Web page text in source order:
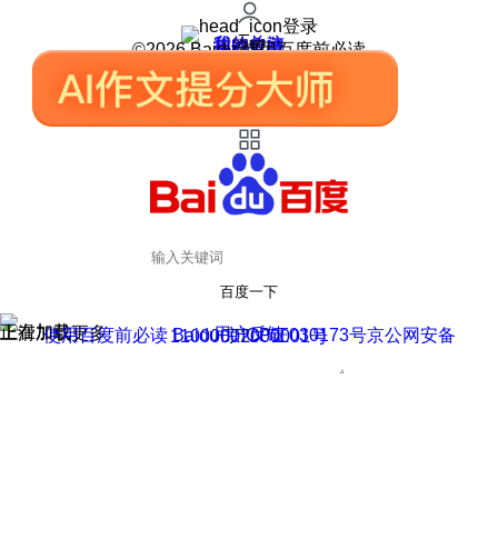
登录
我的关注
我的收藏
皮肤中心
用户反馈
设置
©2026 Baidu 使用百度前必读
百度一下
正在加载
上滑加载更多 用户反馈
使用百度前必读 Baidu 京ICP证030173号
京公网安备11000002000001号